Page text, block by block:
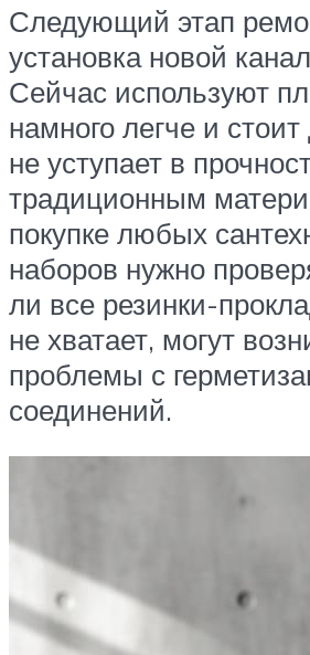
Следующий этап
установка новой
Сейчас используют
намного легче и
не уступает в
традиционным
покупке любых
наборов нужно
ли все резинки-
не хватает, могут
проблемы с
соединений.